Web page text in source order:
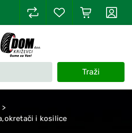
Traži
i kosilice